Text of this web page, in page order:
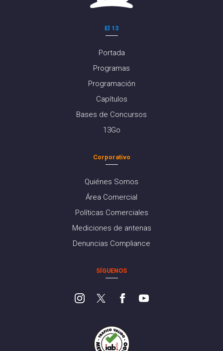
El 13
Portada
Programas
Programación
Capítulos
Bases de Concursos
13Go
Corporativo
Quiénes Somos
Área Comercial
Políticas Comerciales
Mediciones de antenas
Denuncias Compliance
SÍGUENOS